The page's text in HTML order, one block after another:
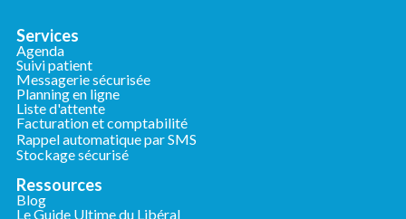
Services
Agenda
Suivi patient
Messagerie sécurisée
Planning en ligne
Liste d'attente
Facturation et comptabilité
Rappel automatique par SMS
Stockage sécurisé
Ressources
Blog
Le Guide Ultime du Libéral